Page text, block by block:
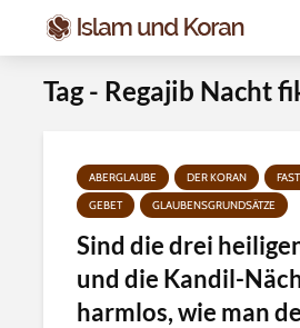
Tag - Regajib Nacht
ABERGLAUBE DER KORAN
GEBET
GLAUBENSGRUNDSÄTZE
Sind die drei
und die Kandil-
harmlos, wie man